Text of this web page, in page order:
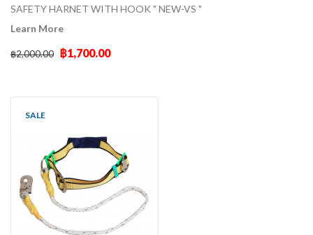
SAFETY HARNET WITH HOOK " NEW-VS "
Learn More
฿2,000.00 ฿1,700.00
SALE